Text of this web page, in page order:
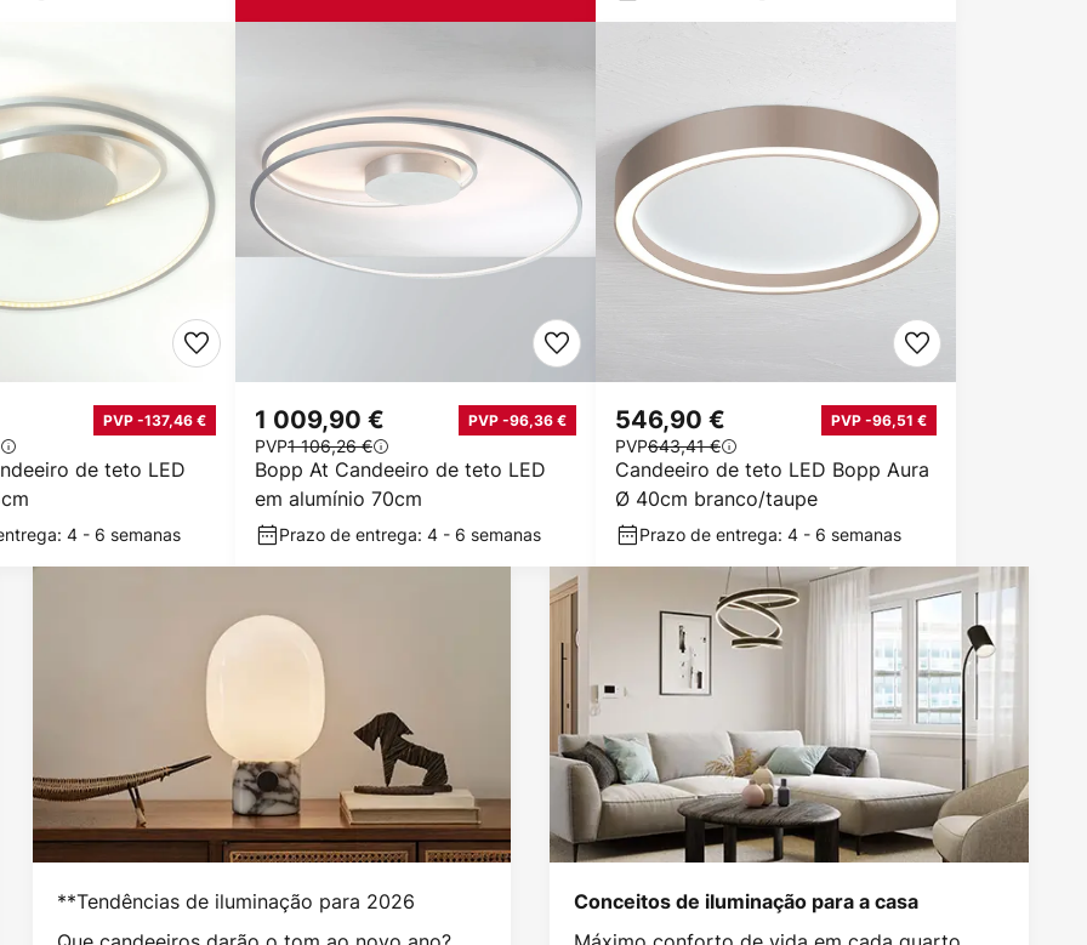
de teto LED
PVP -137,46 €
4 - 6 semanas
Bopp At Candeeiro de teto LED
em alumínio 70cm
1 009,90 € PVP -96,36 €
PVP1 106,26 €
Prazo de entrega: 4 - 6 semanas
Candeeiro de teto LED Bopp Aura
Ø 40cm branco/taupe
546,90 € PVP -96,51 €
PVP643,41 €
Prazo de entrega: 4 - 6 semanas
**Tendências de iluminação para 2026
Conceitos de iluminação para a casa